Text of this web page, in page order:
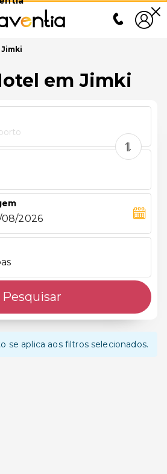
Jimki
em Jimki
08/2026
Pesquisar
se aplica aos filtros selecionados.